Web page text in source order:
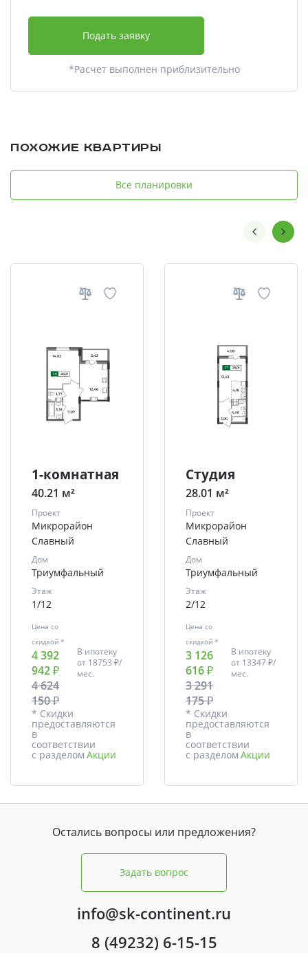
Подать заявку
*Расчет выполнен приблизительно
Похожие квартиры
Все планировки
1-комнатная
40.21 м²
Проект
Микрорайон
Славный
Дом
Триумфальный
Этаж
1/12
Цена со
скидкой *
4 392
942 ₽
4 624
150 ₽
В ипотеку
от 18753 ₽/
мес.
* Скидки
предоставляются
в
соответствии
с разделом Акции
Студия
28.01 м²
Проект
Микрорайон
Славный
Дом
Триумфальный
Этаж
2/12
Цена со
скидкой *
3 126
616 ₽
3 291
175 ₽
В ипотеку
от 13347 ₽/
мес.
* Скидки
предоставляются
в
соответствии
с разделом Акции
Остались вопросы или предложения?
Задать вопрос
info@sk-continent.ru
8 (49232) 6-15-15